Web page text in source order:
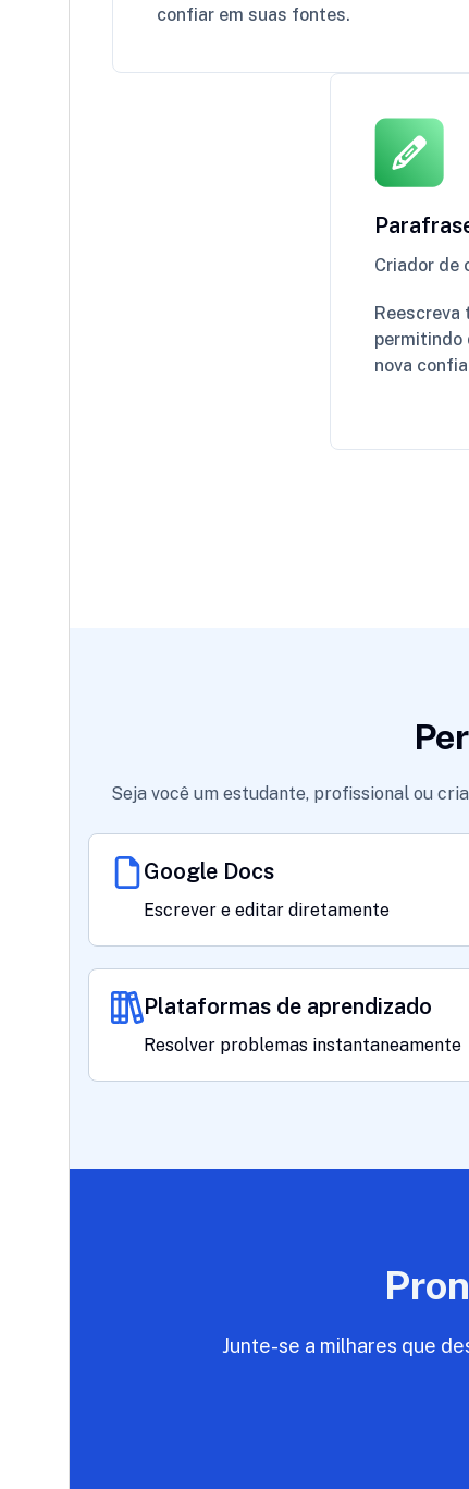
confiar em suas fontes.
Criador de
permitindo
nova
Seja você um estudante, profissional ou
Google Docs
Escrever e editar diretamente
Plataformas de aprendizado
Resolver problemas instantaneamente
Junte-se a milhares que